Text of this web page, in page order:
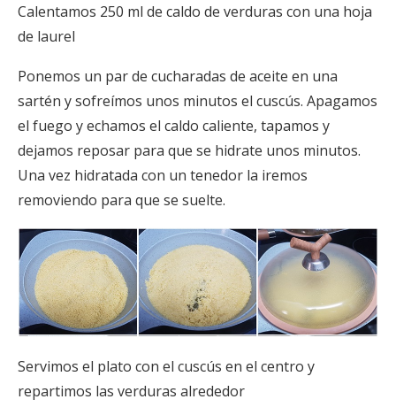
Calentamos 250 ml de caldo de verduras con una hoja
de laurel
Ponemos un par de cucharadas de aceite en una
sartén y sofreímos unos minutos el cuscús. Apagamos
el fuego y echamos el caldo caliente, tapamos y
dejamos reposar para que se hidrate unos minutos.
Una vez hidratada con un tenedor la iremos
removiendo para que se suelte.
Servimos el plato con el cuscús en el centro y
repartimos las verduras alrededor